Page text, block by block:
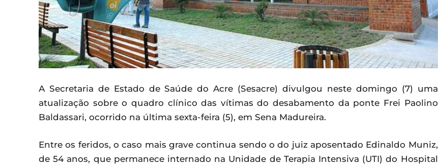
A Secretaria de Estado de Saúde do Acre (Sesacre) divulgou neste domingo (7) uma
atualização sobre o quadro clínico das vítimas do desabamento da ponte Frei Paolino
Baldassari, ocorrido na última sexta-feira (5), em Sena Madureira.
Entre os feridos, o caso mais grave continua sendo o do juiz aposentado Edinaldo Muniz,
de 54 anos, que permanece internado na Unidade de Terapia Intensiva (UTI) do Hospital